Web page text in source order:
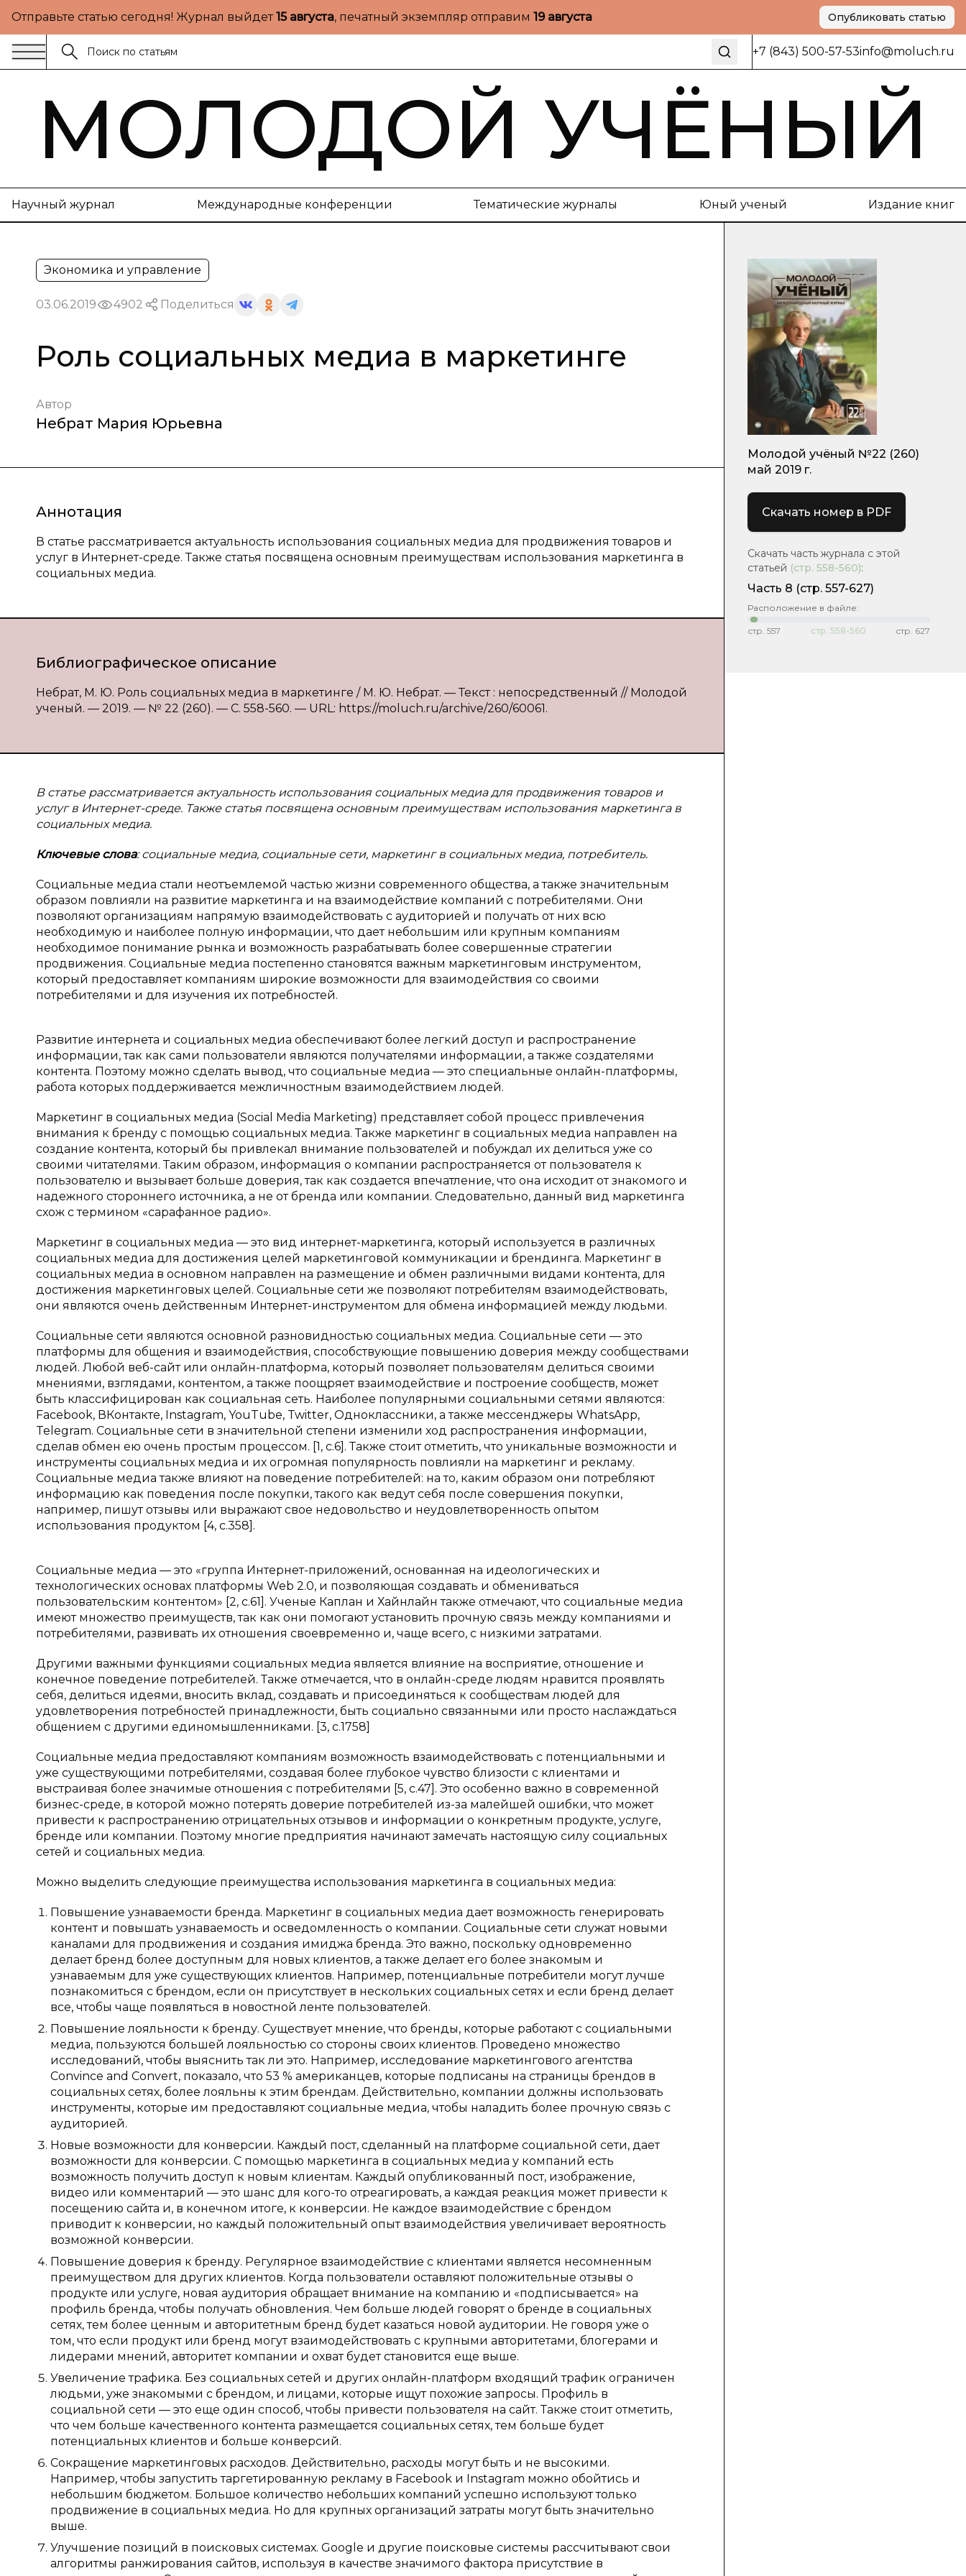
Отправьте статью сегодня! Журнал выйдет15 августа, печатный экземпляр отправим 19 августа Опубликовать статью
+7 (843) 500-57-53info@moluch.ru
МОЛОДОЙ УЧЁНЫЙ
Научный журнал Международные конференции Тематические журналы Юный ученый Издание книг
Экономика и управление
03.06.2019 4902 Поделиться
Роль социальных медиа в маркетинге
Автор
Небрат Мария Юрьевна
Аннотация
В статье рассматривается актуальность использования социальных медиа для продвижения товаров и
услуг в Интернет-среде. Также статья посвящена основным преимуществам использования маркетинга в
социальных медиа.
Библиографическое описание
Небрат, М. Ю. Роль социальных медиа в маркетинге / М. Ю. Небрат. — Текст : непосредственный // Молодой
ученый. — 2019. — № 22 (260). — С. 558-560. — URL: https://moluch.ru/archive/260/60061.
В статье рассматривается актуальность использования социальных медиа для продвижения товаров и
услуг в Интернет-среде. Также статья посвящена основным преимуществам использования маркетинга в
социальных медиа.
Ключевые слова: социальные медиа, социальные сети, маркетинг в социальных медиа, потребитель.
Социальные медиа стали неотъемлемой частью жизни современного общества, а также значительным
образом повлияли на развитие маркетинга и на взаимодействие компаний с потребителями. Они
позволяют организациям напрямую взаимодействовать с аудиторией и получать от них всю
необходимую и наиболее полную информации, что дает небольшим или крупным компаниям
необходимое понимание рынка и возможность разрабатывать более совершенные стратегии
продвижения. Социальные медиа постепенно становятся важным маркетинговым инструментом,
который предоставляет компаниям широкие возможности для взаимодействия со своими
потребителями и для изучения их потребностей.
Развитие интернета и социальных медиа обеспечивают более легкий доступ и распространение
информации, так как сами пользователи являются получателями информации, а также создателями
контента. Поэтому можно сделать вывод, что социальные медиа — это специальные онлайн-платформы,
работа которых поддерживается межличностным взаимодействием людей.
Маркетинг в социальных медиа (Social Media Marketing) представляет собой процесс привлечения
внимания к бренду с помощью социальных медиа. Также маркетинг в социальных медиа направлен на
создание контента, который бы привлекал внимание пользователей и побуждал их делиться уже со
своими читателями. Таким образом, информация о компании распространяется от пользователя к
пользователю и вызывает больше доверия, так как создается впечатление, что она исходит от знакомого и
надежного стороннего источника, а не от бренда или компании. Следовательно, данный вид маркетинга
схож с термином «сарафанное радио».
Маркетинг в социальных медиа — это вид интернет-маркетинга, который используется в различных
социальных медиа для достижения целей маркетинговой коммуникации и брендинга. Маркетинг в
социальных медиа в основном направлен на размещение и обмен различными видами контента, для
достижения маркетинговых целей. Социальные сети же позволяют потребителям взаимодействовать,
они являются очень действенным Интернет-инструментом для обмена информацией между людьми.
Социальные сети являются основной разновидностью социальных медиа. Социальные сети — это
платформы для общения и взаимодействия, способствующие повышению доверия между сообществами
людей. Любой веб-сайт или онлайн-платформа, который позволяет пользователям делиться своими
мнениями, взглядами, контентом, а также поощряет взаимодействие и построение сообществ, может
быть классифицирован как социальная сеть. Наиболее популярными социальными сетями являются:
Facebook, ВКонтакте, Instagram, YouTube, Twitter, Одноклассники, а также мессенджеры WhatsApp,
Telegram. Социальные сети в значительной степени изменили ход распространения информации,
сделав обмен ею очень простым процессом. [1, с.6]. Также стоит отметить, что уникальные возможности и
инструменты социальных медиа и их огромная популярность повлияли на маркетинг и рекламу.
Социальные медиа также влияют на поведение потребителей: на то, каким образом они потребляют
информацию как поведения после покупки, такого как ведут себя после совершения покупки,
например, пишут отзывы или выражают свое недовольство и неудовлетворенность опытом
использования продуктом [4, c.358].
Социальные медиа — это «группа Интернет-приложений, основанная на идеологических и
технологических основах платформы Web 2.0, и позволяющая создавать и обмениваться
пользовательским контентом» [2, c.61]. Ученые Каплан и Хайнлайн также отмечают, что социальные медиа
имеют множество преимуществ, так как они помогают установить прочную связь между компаниями и
потребителями, развивать их отношения своевременно и, чаще всего, с низкими затратами.
Другими важными функциями социальных медиа является влияние на восприятие, отношение и
конечное поведение потребителей. Также отмечается, что в онлайн-среде людям нравится проявлять
себя, делиться идеями, вносить вклад, создавать и присоединяться к сообществам людей для
удовлетворения потребностей принадлежности, быть социально связанными или просто наслаждаться
общением с другими единомышленниками. [3, c.1758]
Социальные медиа предоставляют компаниям возможность взаимодействовать с потенциальными и
уже существующими потребителями, создавая более глубокое чувство близости с клиентами и
выстраивая более значимые отношения с потребителями [5, c.47]. Это особенно важно в современной
бизнес-среде, в которой можно потерять доверие потребителей из-за малейшей ошибки, что может
привести к распространению отрицательных отзывов и информации о конкретным продукте, услуге,
бренде или компании. Поэтому многие предприятия начинают замечать настоящую силу социальных
сетей и социальных медиа.
Можно выделить следующие преимущества использования маркетинга в социальных медиа:
Повышение узнаваемости бренда. Маркетинг в социальных медиа дает возможность генерировать
контент и повышать узнаваемость и осведомленность о компании. Социальные сети служат новыми
каналами для продвижения и создания имиджа бренда. Это важно, поскольку одновременно
делает бренд более доступным для новых клиентов, а также делает его более знакомым и
узнаваемым для уже существующих клиентов. Например, потенциальные потребители могут лучше
познакомиться с брендом, если он присутствует в нескольких социальных сетях и если бренд делает
все, чтобы чаще появляться в новостной ленте пользователей.
Повышение лояльности к бренду. Существует мнение, что бренды, которые работают с социальными
медиа, пользуются большей лояльностью со стороны своих клиентов. Проведено множество
исследований, чтобы выяснить так ли это. Например, исследование маркетингового агентства
Convince and Convert, показало, что 53 % американцев, которые подписаны на страницы брендов в
социальных сетях, более лояльны к этим брендам. Действительно, компании должны использовать
инструменты, которые им предоставляют социальные медиа, чтобы наладить более прочную связь с
аудиторией.
Новые возможности для конверсии. Каждый пост, сделанный на платформе социальной сети, дает
возможности для конверсии. С помощью маркетинга в социальных медиа у компаний есть
возможность получить доступ к новым клиентам. Каждый опубликованный пост, изображение,
видео или комментарий — это шанс для кого-то отреагировать, а каждая реакция может привести к
посещению сайта и, в конечном итоге, к конверсии. Не каждое взаимодействие с брендом
приводит к конверсии, но каждый положительный опыт взаимодействия увеличивает вероятность
возможной конверсии.
Повышение доверия к бренду. Регулярное взаимодействие с клиентами является несомненным
преимуществом для других клиентов. Когда пользователи оставляют положительные отзывы о
продукте или услуге, новая аудитория обращает внимание на компанию и «подписывается» на
профиль бренда, чтобы получать обновления. Чем больше людей говорят о бренде в социальных
сетях, тем более ценным и авторитетным бренд будет казаться новой аудитории. Не говоря уже о
том, что если продукт или бренд могут взаимодействовать с крупными авторитетами, блогерами и
лидерами мнений, авторитет компании и охват будет становится еще выше.
Увеличение трафика. Без социальных сетей и других онлайн-платформ входящий трафик ограничен
людьми, уже знакомыми с брендом, и лицами, которые ищут похожие запросы. Профиль в
социальной сети — это еще один способ, чтобы привести пользователя на сайт. Также стоит отметить,
что чем больше качественного контента размещается социальных сетях, тем больше будет
потенциальных клиентов и больше конверсий.
Сокращение маркетинговых расходов. Действительно, расходы могут быть и не высокими.
Например, чтобы запустить таргетированную рекламу в Facebook и Instagram можно обойтись и
небольшим бюджетом. Большое количество небольших компаний успешно используют только
продвижение в социальных медиа. Но для крупных организаций затраты могут быть значительно
выше.
Улучшение позиций в поисковых системах. Google и другие поисковые системы рассчитывают свои
алгоритмы ранжирования сайтов, используя в качестве значимого фактора присутствие в
Молодой учёный №22 (260)
май 2019 г.
Скачать номер в PDF
Скачать часть журнала с этой
статьей (стр. 558-560):
Часть 8 (стр. 557-627)
Расположение в файле:
стр. 557 стр. 558-560 стр. 627